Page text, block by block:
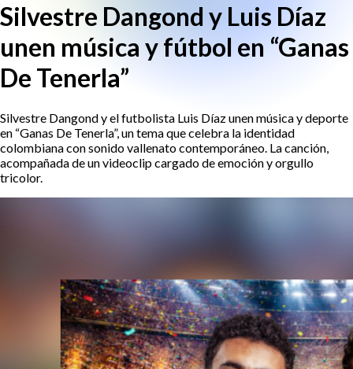
Silvestre Dangond y Luis Díaz
unen música y fútbol en “Ganas
De Tenerla”
Silvestre Dangond y el futbolista Luis Díaz unen música y deporte
en “Ganas De Tenerla”, un tema que celebra la identidad
colombiana con sonido vallenato contemporáneo. La canción,
acompañada de un videoclip cargado de emoción y orgullo
tricolor.